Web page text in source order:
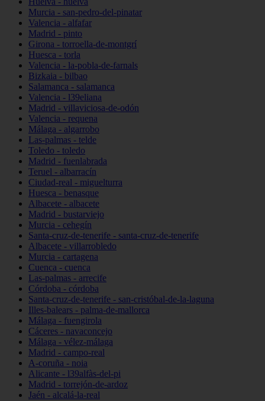
Murcia - san-pedro-del-pinatar
Valencia - alfafar
Madrid - pinto
Girona - torroella-de-montgrí
Huesca - torla
Valencia - la-pobla-de-farnals
Bizkaia - bilbao
Salamanca - salamanca
Valencia - l39eliana
Madrid - villaviciosa-de-odón
Valencia - requena
Málaga - algarrobo
Las-palmas - telde
Toledo - toledo
Madrid - fuenlabrada
Teruel - albarracín
Ciudad-real - miguelturra
Huesca - benasque
Albacete - albacete
Madrid - bustarviejo
Murcia - cehegín
Santa-cruz-de-tenerife - santa-cruz-de-tenerife
Albacete - villarrobledo
Murcia - cartagena
Cuenca - cuenca
Las-palmas - arrecife
Córdoba - córdoba
Santa-cruz-de-tenerife - san-cristóbal-de-la-laguna
Illes-balears - palma-de-mallorca
Málaga - fuengirola
Cáceres - navaconcejo
Málaga - vélez-málaga
Madrid - campo-real
A-coruña - noia
Alicante - l39alfàs-del-pi
Madrid - torrejón-de-ardoz
Jaén - alcalá-la-real